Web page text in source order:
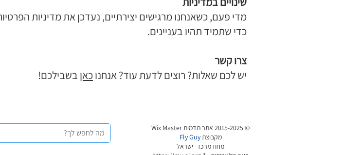
מדי פעם, כשאנחנו מרגישים יצירתיים, נעדכן את מדיניות
כדי שתמיד תהיו בעניינים.
צרו קשר
יש לכם שאלות? רוצים לדעת עוד? אנחנוכאן בשבילכם!
© 2015-2025 אתר תדמית
Wix Master
מקבוצתFly Guy
מחוז מרכז - ישראל